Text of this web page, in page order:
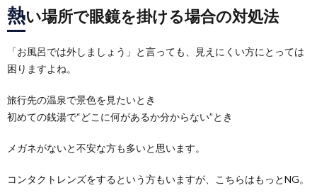
熱い場所で眼鏡を掛ける場合の対処法
「お風呂では外しましょう」と言っても、見えにくい方にとっては
困りますよね。
旅行先の温泉で景色を見たいとき
初めての銭湯で“どこに何があるか分からない”とき
メガネがないと不安な方も多いと思います。
コンタクトレンズをするという方もいますが、こちらはもっとNG。